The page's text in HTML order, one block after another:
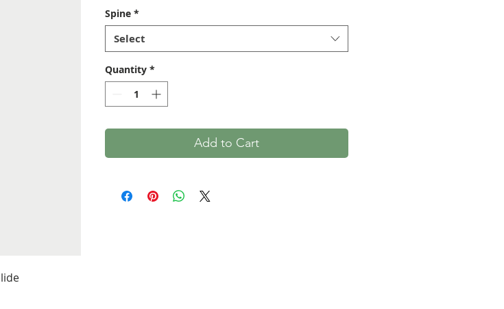
Spine *
Select
Quantity *
Add to Cart